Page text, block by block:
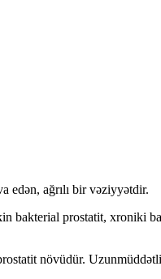
edən, ağrılı bir vəziyyətdir.
bakterial prostatit,
növüdür.